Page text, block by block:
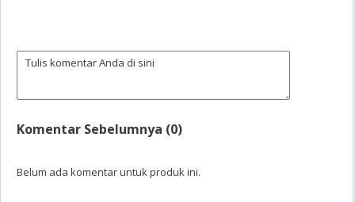
Komentar Sebelumnya (0)
Belum ada komentar untuk produk ini.